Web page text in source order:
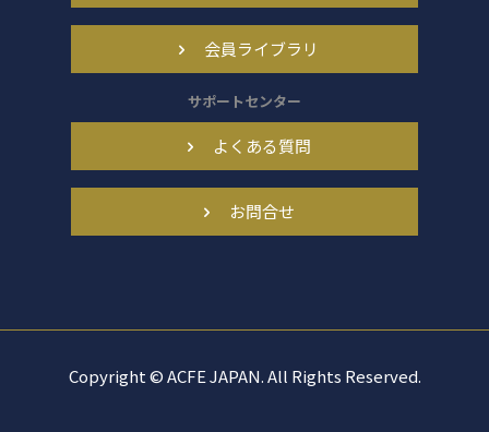
会員ライブラリ
サポートセンター
よくある質問
お問合せ
Copyright © ACFE JAPAN. All Rights Reserved.